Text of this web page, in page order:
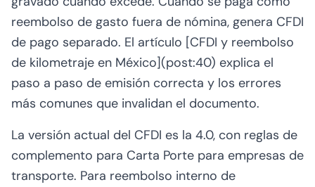
reembolso de gasto fuera de nómina, genera CFDI
de pago separado. El artículo [CFDI y reembolso
de kilometraje en México](post:40) explica el
paso a paso de emisión correcta y los errores
más comunes que invalidan el documento.
La versión actual del CFDI es la 4.0, con reglas de
complemento para Carta Porte para empresas de
transporte. Para reembolso interno de